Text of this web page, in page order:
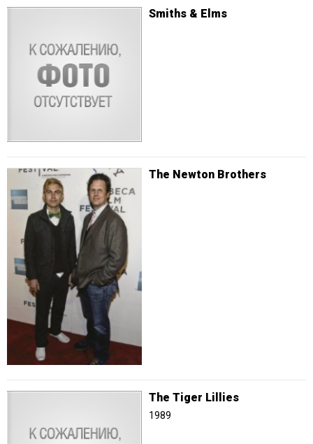
Smiths & Elms
The Newton Brothers
The Tiger Lillies
1989